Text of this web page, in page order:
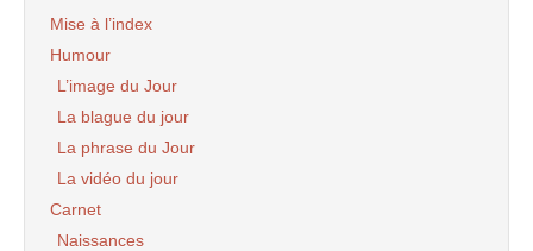
qui sitot ejecte de la sphere dominatrice et
de revenir a la realite,en allant se refugier sous
semblant de combattre du moins la culture
qu’elle represente eux et leurs enfants quelle
hypocrisie !!!!!.
hugo,qui viennent en france,pour ternir l’image
Mise à l’index
Humour
L’image du Jour
La blague du jour
La phrase du Jour
La vidéo du jour
Carnet
Naissances